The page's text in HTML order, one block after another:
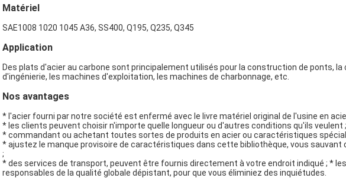
Matériel
SAE1008 1020 1045 A36, SS400, Q195, Q235, Q345
Application
Des plats d'acier au carbone sont principalement utilisés pour la construction de ponts,
d'ingénierie, les machines d'exploitation, les machines de charbonnage, etc.
Nos avantages
* l'acier fourni par notre société est enfermé avec le livre matériel original de l'usine en
* les clients peuvent choisir n'importe quelle longueur ou d'autres conditions qu'ils veulent ;
* commandant ou achetant toutes sortes de produits en acier ou caractéristiques
* ajustez le manque provisoire de caractéristiques dans cette bibliothèque, vous sauvant
;
* des services de transport, peuvent être fournis directement à votre endroit indiqué ; *
responsables de la qualité globale dépistant, pour que vous éliminiez des inquiétudes.